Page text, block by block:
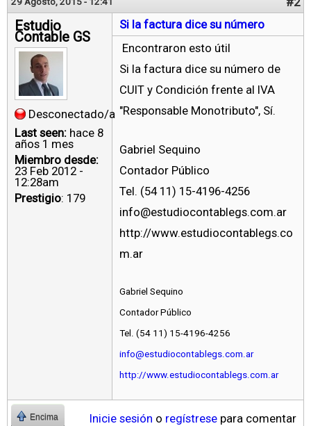
Estudio
Contable GS
Desconectado/a
Last seen: hace 8
años 1 mes
Miembro desde:
23 Feb 2012 -
12:28am
Prestigio: 179
Si la factura dice su número
Encontraron esto útil
Si la factura dice su número de
CUIT y Condición frente al IVA
"Responsable Monotributo", Sí.
Gabriel Sequino
Contador Público
Tel. (54 11) 15-4196-4256
info@estudiocontablegs.com.ar
http://www.estudiocontablegs.co
m.ar
Gabriel Sequino
Contador Público
Tel. (54 11) 15-4196-4256
info@estudiocontablegs.com.ar
http://www.estudiocontablegs.com.ar
Encima Inicie sesión o regístrese para comentar